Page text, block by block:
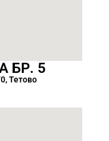
БР. 5
Тетово